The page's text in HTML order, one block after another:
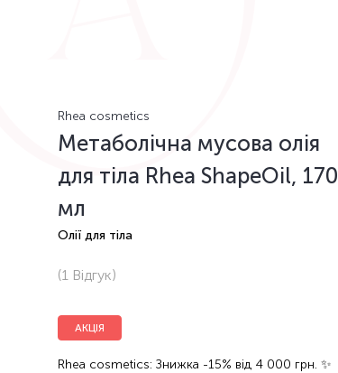
Rhea cosmetics
Метаболічна мусова олія
для тіла Rhea ShapeOil, 170
мл
Олії для тіла
(1 Відгук)
АКЦІЯ
Rhea cosmetics: Знижка -15% від 4 000 грн. ✨